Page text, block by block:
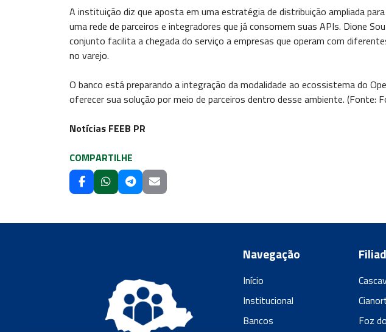
A instituição diz que aposta em uma estratégia de distribuição ampliada
uma rede de parceiros e integradores que já consomem suas APIs. Dione
conjunto facilita a chegada do serviço a empresas que operam com
no varejo.
O banco está preparando a integração da modalidade ao ecossistema do
oferecer sua solução por meio de parceiros dentro desse ambiente. (Fonte:
Notícias FEEB PR
COMPARTILHE
Navegação
Início
Institucional
Bancos
Foz